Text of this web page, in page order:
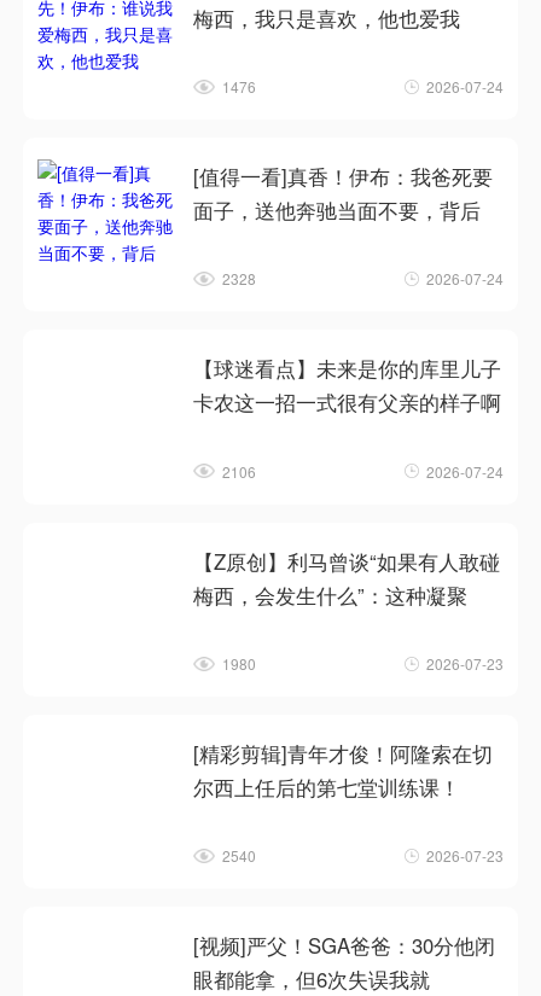
梅西，我只是喜欢，他也爱我
1476 2026-07-24
[值得一看]真香！伊布：我爸死要
面子，送他奔驰当面不要，背后
2328 2026-07-24
【球迷看点】未来是你的库里儿子
卡农这一招一式很有父亲的样子啊
2106 2026-07-24
【Z原创】利马曾谈“如果有人敢碰
梅西，会发生什么”：这种凝聚
1980 2026-07-23
[精彩剪辑]青年才俊！阿隆索在切
尔西上任后的第七堂训练课！
2540 2026-07-23
[视频]严父！SGA爸爸：30分他闭
眼都能拿，但6次失误我就